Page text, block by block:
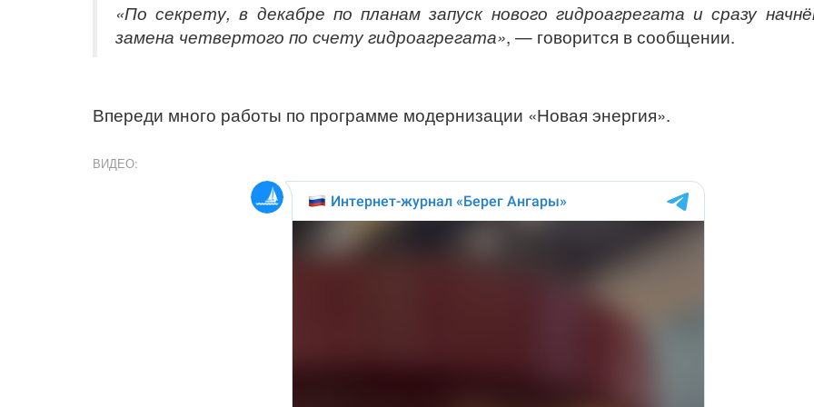
«По секрету, в декабре по планам запуск нового гидроагрегата и сразу
замена четвертого по счету гидроагрегата», — говорится в сообщении.
Впереди много работы по программе модернизации «Новая энергия».
ВИДЕО: